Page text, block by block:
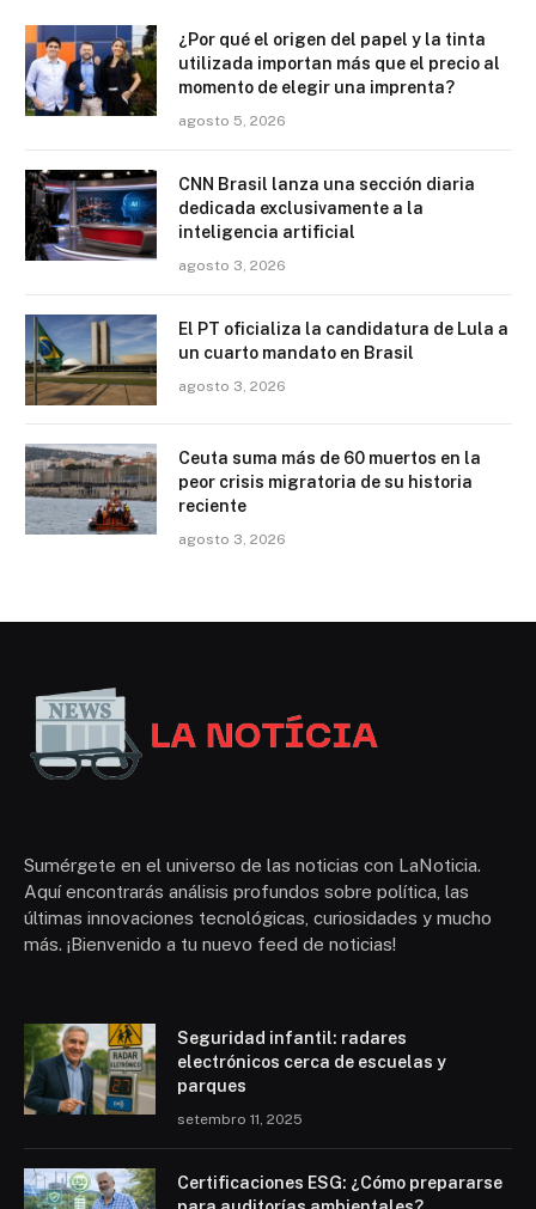
¿Por qué el origen del papel y la tinta
utilizada importan más que el precio al
momento de elegir una imprenta?
agosto 5, 2026
CNN Brasil lanza una sección diaria
dedicada exclusivamente a la
inteligencia artificial
agosto 3, 2026
El PT oficializa la candidatura de Lula a
un cuarto mandato en Brasil
agosto 3, 2026
Ceuta suma más de 60 muertos en la
peor crisis migratoria de su historia
reciente
agosto 3, 2026
Sumérgete en el universo de las noticias con LaNoticia.
Aquí encontrarás análisis profundos sobre política, las
últimas innovaciones tecnológicas, curiosidades y mucho
más. ¡Bienvenido a tu nuevo feed de noticias!
Seguridad infantil: radares
electrónicos cerca de escuelas y
parques
setembro 11, 2025
Certificaciones ESG: ¿Cómo prepararse